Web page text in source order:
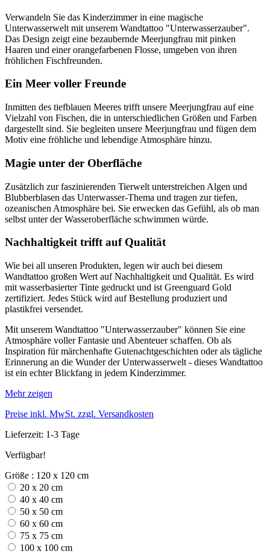
Verwandeln Sie das Kinderzimmer in eine magische
Unterwasserwelt mit unserem Wandtattoo "Unterwasserzauber".
Das Design zeigt eine bezaubernde Meerjungfrau mit pinken
Haaren und einer orangefarbenen Flosse, umgeben von ihren
fröhlichen Fischfreunden.
Ein Meer voller Freunde
Inmitten des tiefblauen Meeres trifft unsere Meerjungfrau auf eine
Vielzahl von Fischen, die in unterschiedlichen Größen und Farben
dargestellt sind. Sie begleiten unsere Meerjungfrau und fügen dem
Motiv eine fröhliche und lebendige Atmosphäre hinzu.
Magie unter der Oberfläche
Zusätzlich zur faszinierenden Tierwelt unterstreichen Algen und
Blubberblasen das Unterwasser-Thema und tragen zur tiefen,
ozeanischen Atmosphäre bei. Sie erwecken das Gefühl, als ob man
selbst unter der Wasseroberfläche schwimmen würde.
Nachhaltigkeit trifft auf Qualität
Wie bei all unseren Produkten, legen wir auch bei diesem
Wandtattoo großen Wert auf Nachhaltigkeit und Qualität. Es wird
mit wasserbasierter Tinte gedruckt und ist Greenguard Gold
zertifiziert. Jedes Stück wird auf Bestellung produziert und
plastikfrei versendet.
Mit unserem Wandtattoo "Unterwasserzauber" können Sie eine
Atmosphäre voller Fantasie und Abenteuer schaffen. Ob als
Inspiration für märchenhafte Gutenachtgeschichten oder als tägliche
Erinnerung an die Wunder der Unterwasserwelt - dieses Wandtattoo
ist ein echter Blickfang in jedem Kinderzimmer.
Mehr zeigen
Preise inkl. MwSt. zzgl. Versandkosten
Lieferzeit: 1-3 Tage
Verfügbar!
Größe : 120 x 120 cm
20 x 20 cm
40 x 40 cm
50 x 50 cm
60 x 60 cm
75 x 75 cm
100 x 100 cm